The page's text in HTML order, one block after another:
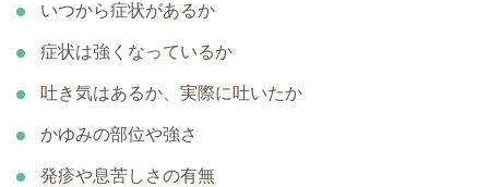
いつから症状があるか
症状は強くなっているか
吐き気はあるか、実際に吐いたか
かゆみの部位や強さ
発疹や息苦しさの有無